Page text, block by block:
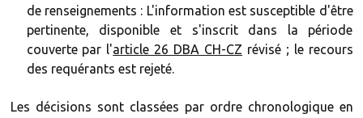
de renseignements : L'information est susceptible d'être
pertinente, disponible et s'inscrit dans la période
couverte par l'article 26 DBA CH-CZ révisé ; le recours
des requérants est rejeté.
Les décisions sont classées par ordre chronologique en